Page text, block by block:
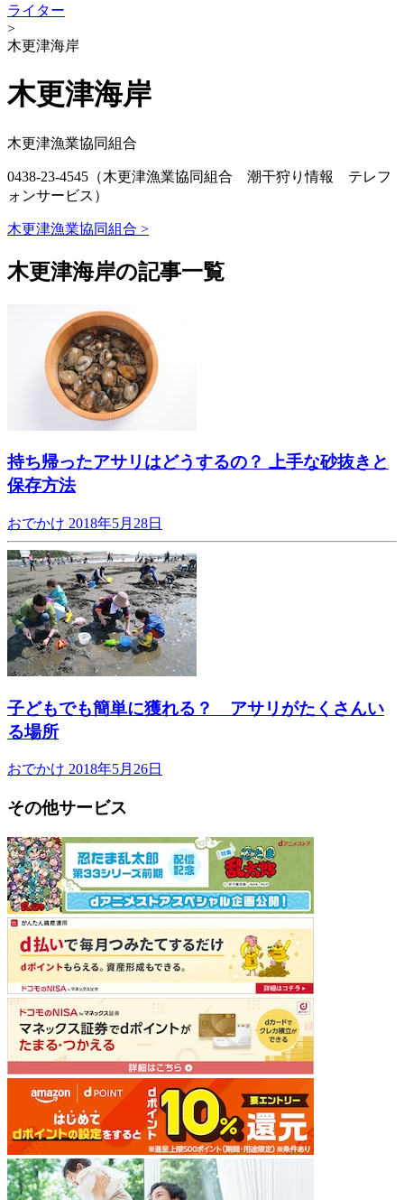
ライター
>
木更津海岸
木更津海岸
木更津漁業協同組合
0438-23-4545（木更津漁業協同組合 潮干狩り情報 テレフ
ォンサービス）
木更津漁業協同組合 >
木更津海岸の記事一覧
持ち帰ったアサリはどうするの？ 上手な砂抜きと
保存方法
おでかけ 2018年5月28日
子どもでも簡単に獲れる？ アサリがたくさんい
る場所
おでかけ 2018年5月26日
その他サービス